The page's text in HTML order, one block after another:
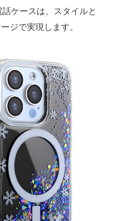
ケースは、スタイルと
ジで実現します。